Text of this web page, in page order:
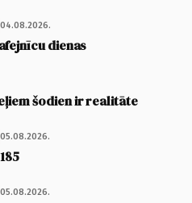
04.08.2026.
dienas
šodien ir realitāte
05.08.2026.
05.08.2026.